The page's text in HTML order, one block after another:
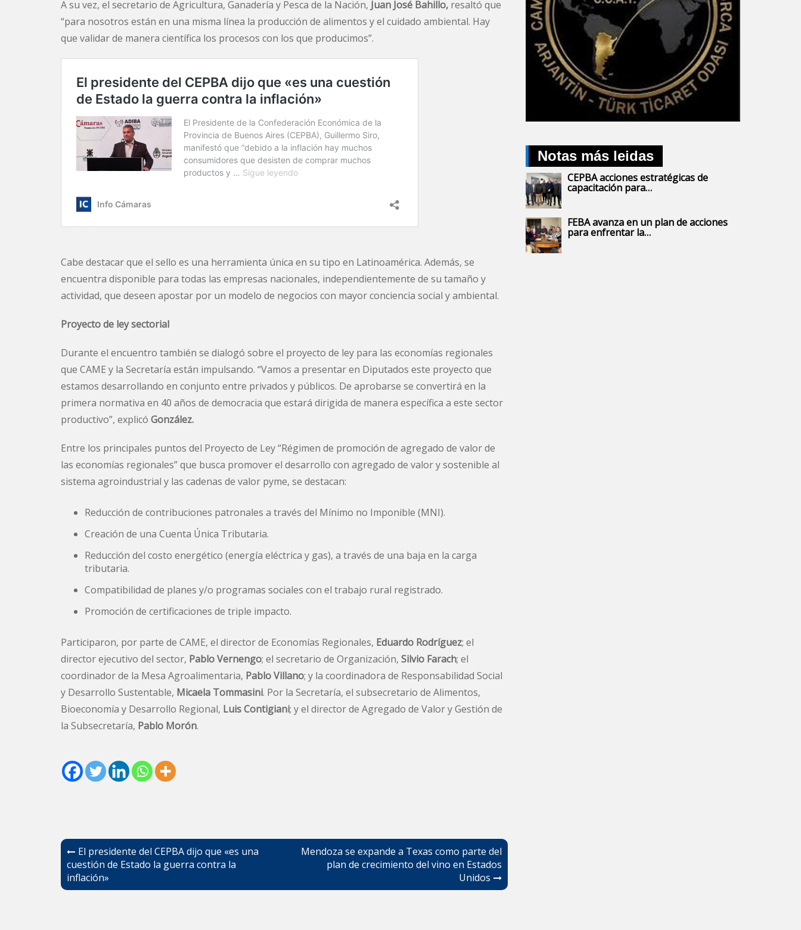
A su vez, el secretario de Agricultura, Ganadería y Pesca de la Nación, Juan José Bahillo, resaltó que
“para nosotros están en una misma línea la producción de alimentos y el cuidado ambiental. Hay
que validar de manera científica los procesos con los que producimos”.
Cabe destacar que el sello es una herramienta única en su tipo en Latinoamérica. Además, se
encuentra disponible para todas las empresas nacionales, independientemente de su tamaño y
actividad, que deseen apostar por un modelo de negocios con mayor conciencia social y ambiental.
Proyecto de ley sectorial
Durante el encuentro también se dialogó sobre el proyecto de ley para las economías regionales
que CAME y la Secretaría están impulsando. “Vamos a presentar en Diputados este proyecto que
estamos desarrollando en conjunto entre privados y públicos. De aprobarse se convertirá en la
primera normativa en 40 años de democracia que estará dirigida de manera específica a este sector
productivo”, explicó González.
Entre los principales puntos del Proyecto de Ley “Régimen de promoción de agregado de valor de
las economías regionales” que busca promover el desarrollo con agregado de valor y sostenible al
sistema agroindustrial y las cadenas de valor pyme, se destacan:
Reducción de contribuciones patronales a través del Mínimo no Imponible (MNI).
Creación de una Cuenta Única Tributaria.
Reducción del costo energético (energía eléctrica y gas), a través de una baja en la carga
tributaria.
Compatibilidad de planes y/o programas sociales con el trabajo rural registrado.
Promoción de certificaciones de triple impacto.
Participaron, por parte de CAME, el director de Economías Regionales, Eduardo Rodríguez; el
director ejecutivo del sector, Pablo Vernengo; el secretario de Organización, Silvio Farach; el
coordinador de la Mesa Agroalimentaria, Pablo Villano; y la coordinadora de Responsabilidad Social
y Desarrollo Sustentable, Micaela Tommasini. Por la Secretaría, el subsecretario de Alimentos,
Bioeconomía y Desarrollo Regional, Luis Contigiani; y el director de Agregado de Valor y Gestión de
la Subsecretaría, Pablo Morón.
Navegación
de
entradas
El presidente del CEPBA dijo que «es una
cuestión de Estado la guerra contra la
inflación»
Mendoza se expande a Texas como parte del
plan de crecimiento del vino en Estados
Unidos
Notas más leidas
CEPBA acciones estratégicas de
capacitación para…
FEBA avanza en un plan de acciones
para enfrentar la…